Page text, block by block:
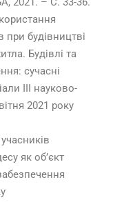
при будівництві
Будівлі та
сучасні
ІІІ науково-
2021 року
як об’єкт